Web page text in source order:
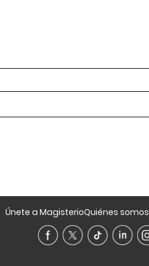
Únete a MagisterioQuiénes somos